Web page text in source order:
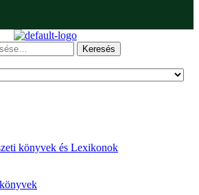
Keresés
könyvek és Lexikonok